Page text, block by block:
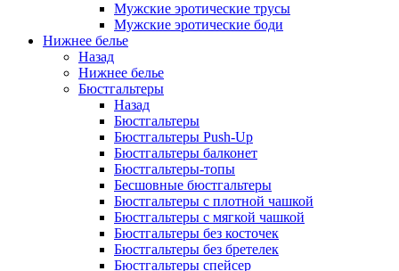
Мужские эротические трусы
Мужские эротические боди
Нижнее белье
Назад
Нижнее белье
Бюстгальтеры
Назад
Бюстгальтеры
Бюстгальтеры Push-Up
Бюстгальтеры балконет
Бюстгальтеры-топы
Бесшовные бюстгальтеры
Бюстгальтеры с плотной чашкой
Бюстгальтеры с мягкой чашкой
Бюстгальтеры без косточек
Бюстгальтеры без бретелек
Бюстгальтеры спейсер